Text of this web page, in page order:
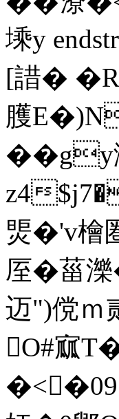
塖y
[諎�
臒
z4
煚�'v檜
厔�菑濼
迈")傥ｍ
O#寙
�<�09: